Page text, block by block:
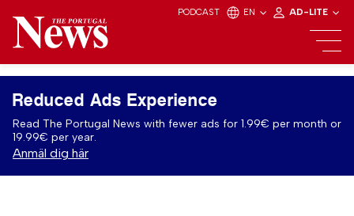
PODCAST EN AD-LITE
Reduced Ads Experience
Read The Portugal News with fewer ads for 1.99€ per month or
19.99€ per year.
Anmäl dig här